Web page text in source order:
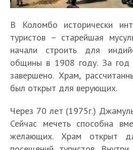
В Коломбо исторически
туристов – старейшая
начали строить для
общины в 1908 году. За год
завершено. Храм,
был открыт для верующих.
Через 70 лет (1975г.)
Сейчас мечеть способна
желающих. Храм открыт